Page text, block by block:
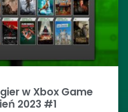
w Xbox Game
2023 #1